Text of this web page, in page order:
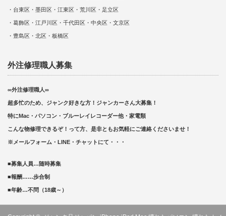
・台東区・墨田区・江東区・荒川区・足立区
・葛飾区・江戸川区・千代田区・中央区・文京区
・豊島区・北区・板橋区
外注修理職人募集
∞外注修理職人∞
超多忙のため、ジャンク好きな方！ジャンカーさん大募集！
特にMac・パソコン・ブルーレイレコーダー他・家電類
こんな物修理できるぞ！って方、是非ともお気軽にご連絡くださいませ！
※メールフォーム・LINE・チャットにて・・・
■募集人員…随時募集
■報酬……歩合制
■年齢…不問（18歳～）